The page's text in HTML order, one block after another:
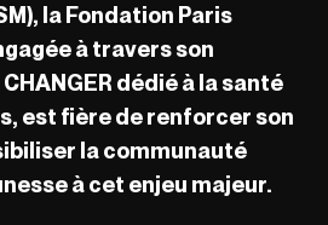
la Fondation Paris
à travers son
dédié à la santé
est fière de renforcer son
la communauté
à cet enjeu majeur.